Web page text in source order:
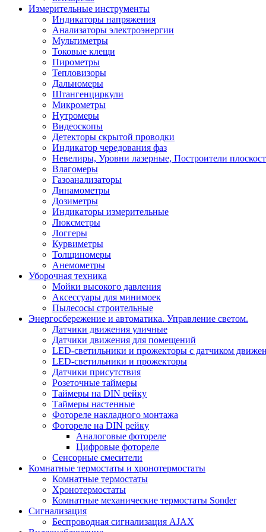
Измерительные инструменты
Индикаторы напряжения
Анализаторы электроэнергии
Мультиметры
Токовые клещи
Пирометры
Тепловизоры
Дальномеры
Штангенциркули
Микрометры
Нутромеры
Видеоскопы
Детекторы скрытой проводки
Индикатор чередования фаз
Невелиры, Уровни лазерные, Построители
Влагомеры
Газоанализаторы
Динамометры
Дозиметры
Индикаторы измерительные
Люксметры
Логгеры
Курвиметры
Толщиномеры
Анемометры
Уборочная техника
Мойки высокого давления
Аксессуары для минимоек
Пылесосы строительные
Энергосбережение и автоматика. Управление светом.
Датчики движения уличные
Датчики движения для помещений
LED-светильники и прожекторы с датчиком
LED-светильники и прожекторы
Датчики присутствия
Розеточные таймеры
Таймеры на DIN рейку
Таймеры настенные
Фотореле накладного монтажа
Фотореле на DIN рейку
Аналоговые фотореле
Цифровые фотореле
Сенсорные смесители
Комнатные термостаты и хронотермостаты
Комнатные термостаты
Хронотермостаты
Комнатные механические термостаты Sonder
Сигнализация
Беспроводная сигнализация AJAX